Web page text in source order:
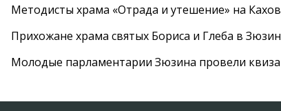
Методисты храма «Отрада и утешение» на
Прихожане храма святых Бориса и Глеба в
Молодые парламентарии Зюзина провели